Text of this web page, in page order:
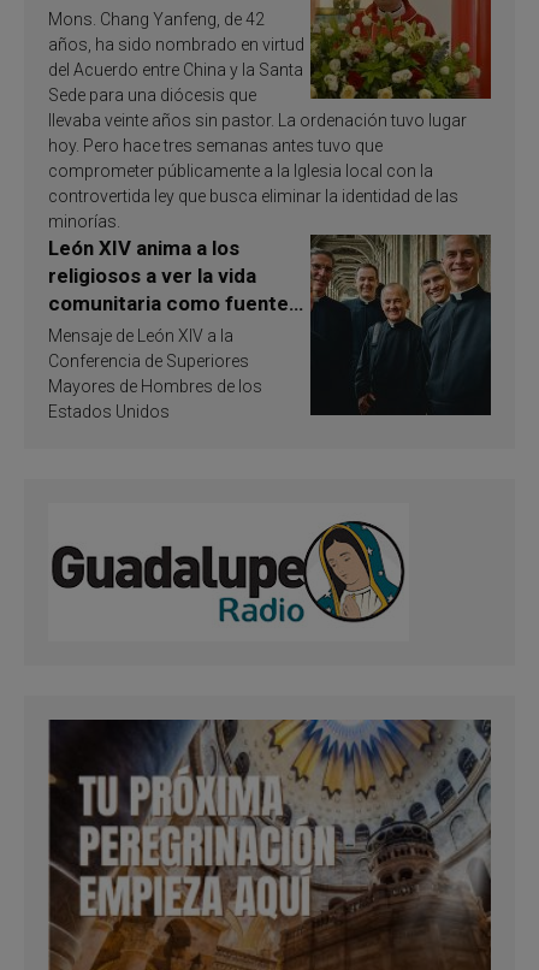
Mons. Chang Yanfeng, de 42
años, ha sido nombrado en virtud
del Acuerdo entre China y la Santa
Sede para una diócesis que
llevaba veinte años sin pastor. La ordenación tuvo lugar
hoy. Pero hace tres semanas antes tuvo que
comprometer públicamente a la Iglesia local con la
controvertida ley que busca eliminar la identidad de las
minorías.
León XIV anima a los
religiosos a ver la vida
comunitaria como fuente
de inspiración y
santificación
Mensaje de León XIV a la
Conferencia de Superiores
Mayores de Hombres de los
Estados Unidos